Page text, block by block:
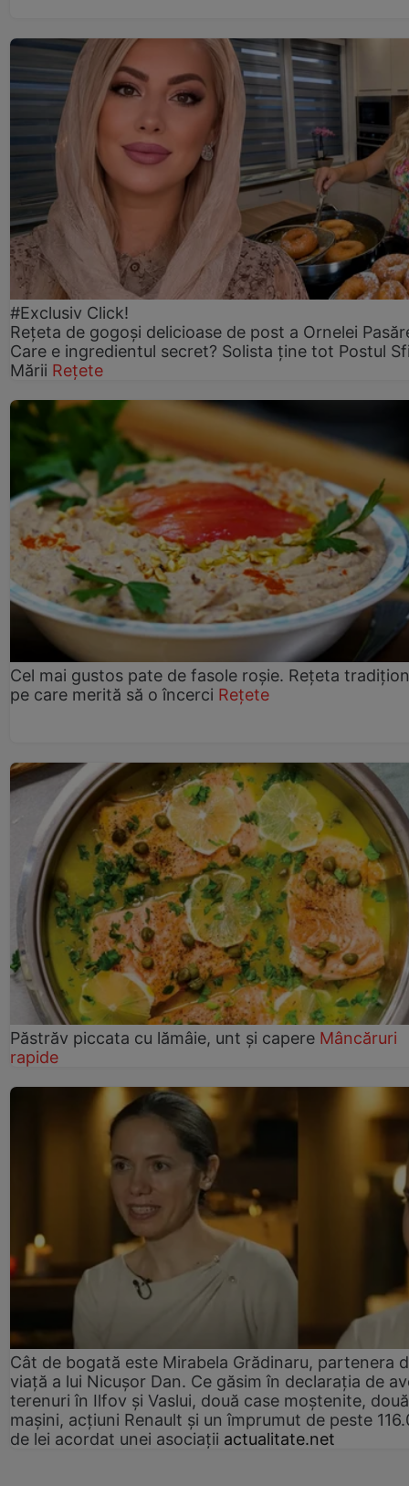
#Exclusiv Click!
Rețeta de gogoşi delicioase de post a Ornelei
Care e ingredientul secret? Solista ține tot Postul
Mării Rețete
Cel mai gustos pate de fasole roșie. Rețeta
pe care merită să o încerci Rețete
Păstrăv piccata cu lămâie, unt și capere Mâncăruri
rapide
Cât de bogată este Mirabela Grădinaru, partenera
viață a lui Nicușor Dan. Ce găsim în declarația de
terenuri în Ilfov și Vaslui, două case moștenite, două
mașini, acțiuni Renault și un împrumut de peste
de lei acordat unei asociații actualitate.net